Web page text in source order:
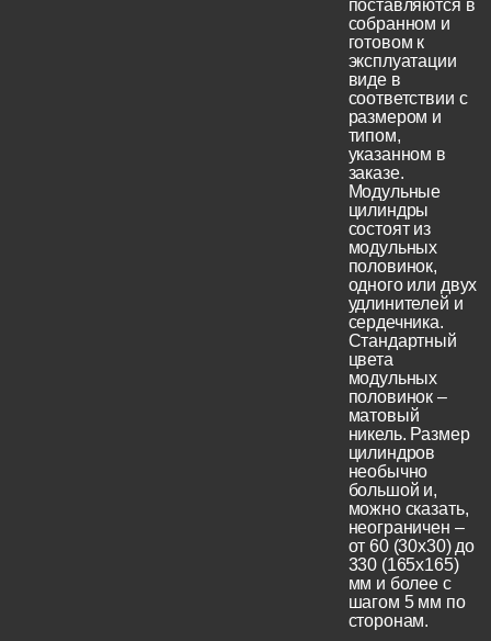
поставляются в
собранном и
готовом к
эксплуатации
виде в
соответствии с
размером и
типом,
указанном в
заказе.
Модульные
цилиндры
состоят из
модульных
половинок,
одного или двух
удлинителей и
сердечника.
Стандартный
цвета
модульных
половинок –
матовый
никель. Размер
цилиндров
необычно
большой и,
можно сказать,
неограничен –
от 60 (30x30) до
330 (165х165)
мм и более с
шагом 5 мм по
сторонам.